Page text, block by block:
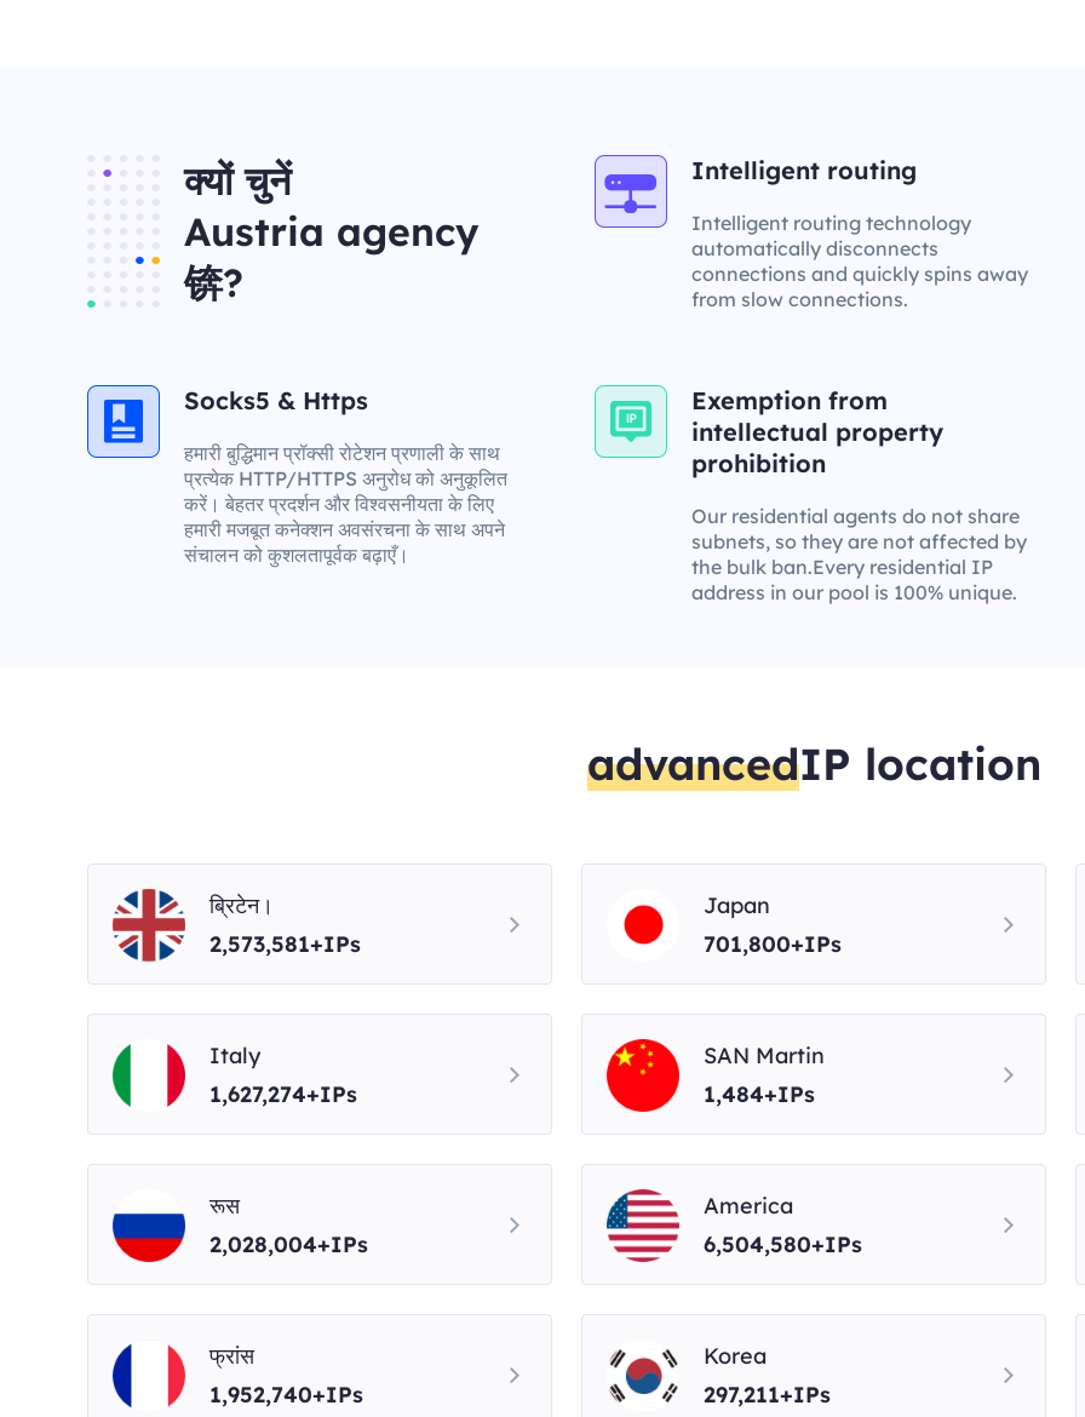
क्यों चुनें
Austria agency
锛?
Intelligent routing
Intelligent routing technology
automatically disconnects
connections and quickly spins away
from slow connections.
Socks5 & Https
हमारी बुद्धिमान प्रॉक्सी रोटेशन प्रणाली के साथ
प्रत्येक HTTP/HTTPS अनुरोध को अनुकूलित
करें। बेहतर प्रदर्शन और विश्वसनीयता के लिए
हमारी मजबूत कनेक्शन अवसंरचना के साथ अपने
संचालन को कुशलतापूर्वक बढ़ाएँ।
Exemption from
intellectual property
prohibition
Our residential agents do not share
subnets, so they are not affected by
the bulk ban.Every residential IP
address in our pool is 100% unique.
advancedIP location
ब्रिटेन।
2,573,581+IPs
Japan
701,800+IPs
Italy
1,627,274+IPs
SAN Martin
1,484+IPs
रूस
2,028,004+IPs
America
6,504,580+IPs
फ्रांस
1,952,740+IPs
Korea
297,211+IPs